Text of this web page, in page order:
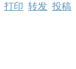
打印 转发 投稿